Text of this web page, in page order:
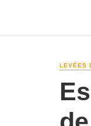
LEVÉES